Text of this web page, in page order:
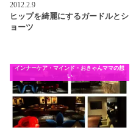
2012.2.9
ヒップを綺麗にするガードルとシ
ョーツ
インナーケア・マインド・おきゃんママの想
い